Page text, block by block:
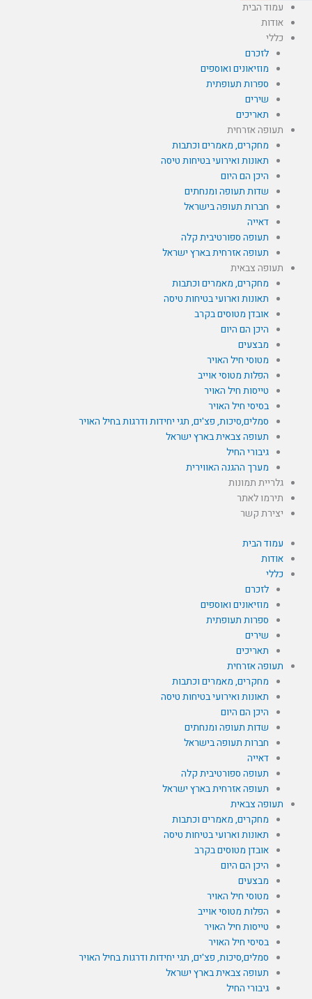
עמוד הבית
אודות
כללי
לזכרם
מוזיאונים ואוספים
ספרות תעופתית
שירים
תאריכים
תעופה אזרחית
מחקרים, מאמרים וכתבות
תאונות ואירועי בטיחות טיסה
היכן הם היום
שדות תעופה ומנחתים
חברות תעופה בישראל
דאייה
תעופה ספורטיבית קלה
תעופה אזרחית בארץ ישראל
תעופה צבאית
מחקרים, מאמרים וכתבות
תאונות וארועי בטיחות טיסה
אובדן מטוסים בקרב
היכן הם היום
מבצעים
מטוסי חיל האויר
הפלות מטוסי אוייב
טייסות חיל האויר
בסיסי חיל האויר
סמלים,סיכות, פצ'ים, תגי יחידות ודרגות בחיל האויר
תעופה צבאית בארץ ישראל
גיבורי החיל
מערך ההגנה האווירית
גלריית תמונות
תירמו לאתר
יצירת קשר
עמוד הבית
אודות
כללי
לזכרם
מוזיאונים ואוספים
ספרות תעופתית
שירים
תאריכים
תעופה אזרחית
מחקרים, מאמרים וכתבות
תאונות ואירועי בטיחות טיסה
היכן הם היום
שדות תעופה ומנחתים
חברות תעופה בישראל
דאייה
תעופה ספורטיבית קלה
תעופה אזרחית בארץ ישראל
תעופה צבאית
מחקרים, מאמרים וכתבות
תאונות וארועי בטיחות טיסה
אובדן מטוסים בקרב
היכן הם היום
מבצעים
מטוסי חיל האויר
הפלות מטוסי אוייב
טייסות חיל האויר
בסיסי חיל האויר
סמלים,סיכות, פצ'ים, תגי יחידות ודרגות בחיל האויר
תעופה צבאית בארץ ישראל
גיבורי החיל